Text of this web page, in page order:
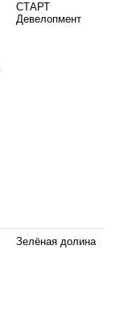
СТАРТ
Девелопмент
Зелёная долина